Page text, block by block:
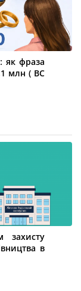
як фраза
млн ( ВС
захисту
в